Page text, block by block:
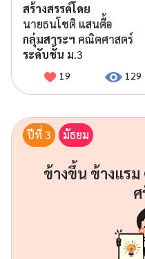
สร้างสรรค์โดย
นายธนโชติ แสนตื้อ
กลุ่มสาระฯ คณิตศาสตร์
ระดับชั้น ม.3
19 129
ปีที่ 3 มัธยม
ข้างขึ้น ข้างแร